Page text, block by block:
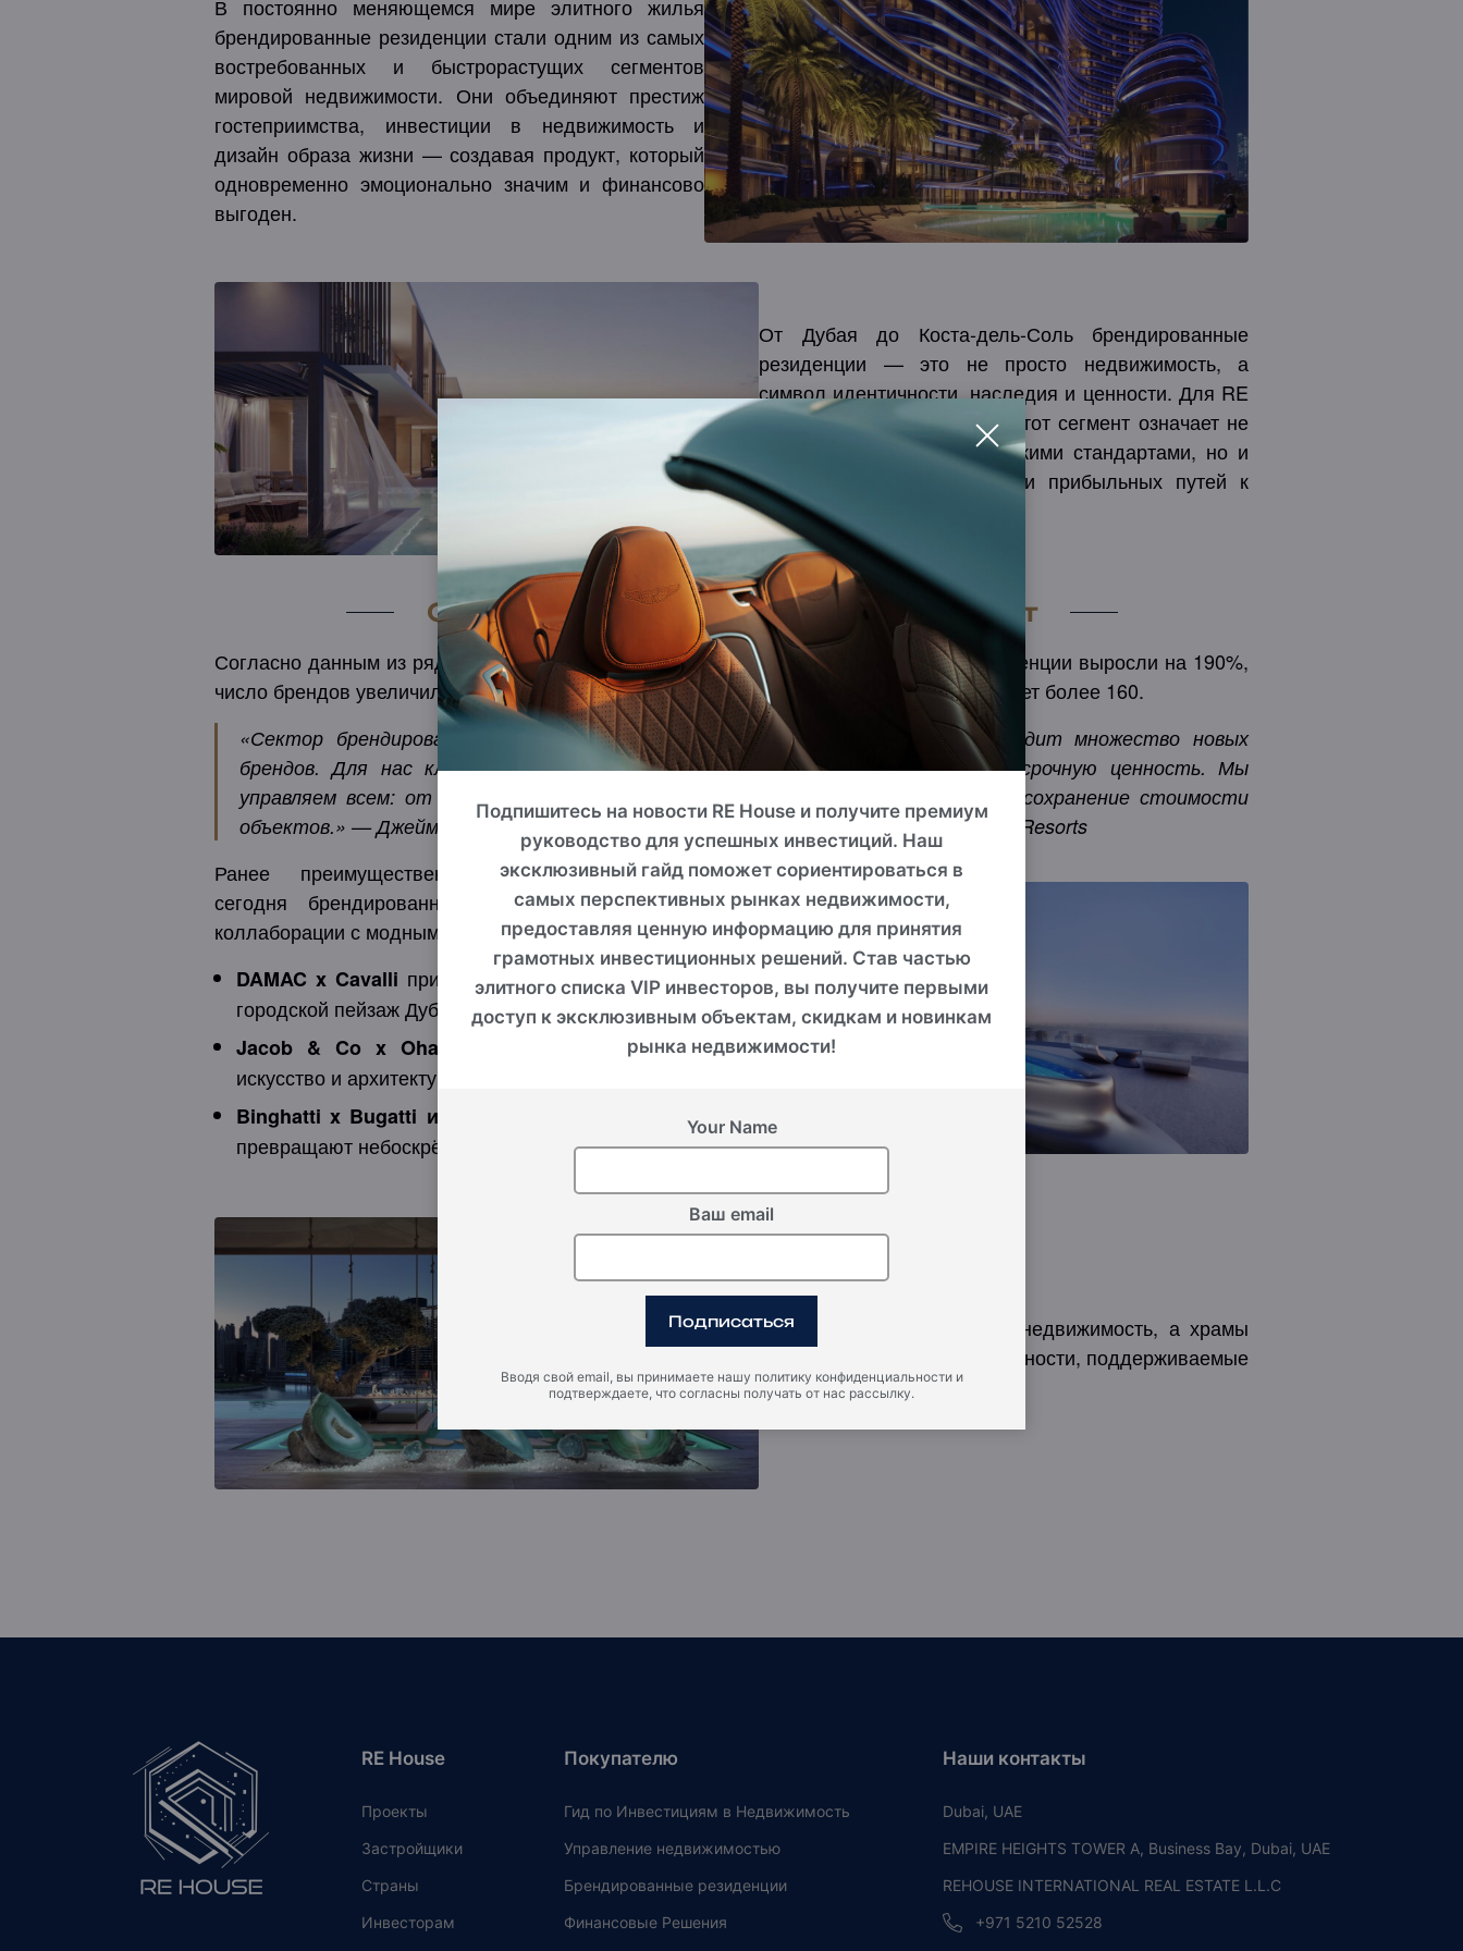
Ипотечные Решения
Частная консультация
Инвестиционные
портфели
В постоянно меняющемся мире элитного жилья
брендированные резиденции стали одним из самых
востребованных и быстрорастущих сегментов
мировой недвижимости. Они объединяют престиж
гостеприимства, инвестиции в недвижимость и
дизайн образа жизни — создавая продукт, который
одновременно эмоционально значим и финансово
выгоден.
От Дубая до Коста-дель-Соль брендированные
резиденции — это не просто недвижимость, а
символ идентичности, наследия и ценности. Для RE
HOUSE и наших клиентов этот сегмент означает не
только образ жизни с высокими стандартами, но и
один из самых надёжных и прибыльных путей к
долгосрочному богатству.
Обзор рынка: взрывной глобальный рост
Согласно данным из ряда отчётов, за последнее десятилетие брендированные резиденции выросли на 190%,
число брендов увеличилось с 60 до 130, и прогнозы показывают, что к 2025 году их будет более 160.
«Сектор брендированных резиденций стремительно растёт, на рынок приходит множество новых
брендов. Для нас ключевое — обеспечивать исключительный сервис и долгосрочную ценность. Мы
управляем всем: от операций до отношений с владельцами, что гарантирует сохранение стоимости
объектов.» — Джеймс Прайс, вице-президент Residential в Four Seasons Hotels and Resorts
Ранее преимущественно гостиничная сфера,
сегодня брендированные резиденции включают
коллаборации с модными и lifestyle-брендами:
DAMAC x Cavalli привносят итальянский стиль в
городской пейзаж Дубая.
Jacob & Co x Ohana
объединяют ювелирное
искусство и архитектуру.
Binghatti x Bugatti и Binghatti x Mercedes-Benz
превращают небоскрёбы в мечты автолюбителей.
Эти проекты — не просто недвижимость, а храмы
бренда, символы вечной ценности, поддерживаемые
мировыми иконами.
RE House
Проекты
Застройщики
Страны
Инвесторам
Покупателю
Гид по Инвестициям в Недвижимость
Управление недвижимостью
Брендированные резиденции
Финансовые Решения
Наши контакты
Dubai, UAE
EMPIRE HEIGHTS TOWER A, Business Bay, Dubai, UAE
REHOUSE INTERNATIONAL REAL ESTATE L.L.C
+971 5210 52528
Подпишитесь на новости RE House и получите премиум
руководство для успешных инвестиций. Наш
эксклюзивный гайд поможет сориентироваться в
самых перспективных рынках недвижимости,
предоставляя ценную информацию для принятия
грамотных инвестиционных решений. Став частью
элитного списка VIP инвесторов, вы получите первыми
доступ к эксклюзивным объектам, скидкам и новинкам
рынка недвижимости!
Your Name
Ваш email
Подписаться
Вводя свой email, вы принимаете нашу политику конфиденциальности и
подтверждаете, что согласны получать от нас рассылку.